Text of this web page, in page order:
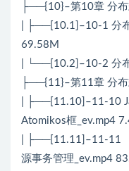
├──{10}–第10章 分
| ├──[10.1]–10-1 分
69.58M
| └──[10.2]–10-2 分
├──{11}–第11章 分
| ├──[11.10]–11-10
Atomikos框_ev.mp4
| ├──[11.11]–11-11
源事务管理_ev.mp4